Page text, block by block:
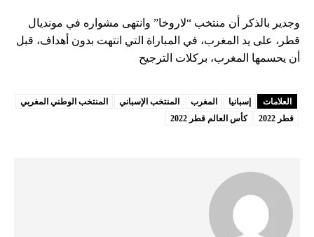
وجدير بالذكر أن منتخب “لاروخا” وانتهى مشواره في مونديال
قطر، على يد المغرب، في المباراة التي انتهت بدون أهداف، قبل
أن يحسمها المغرب، بركلات الترجيح
العلامات إسبانيا المغرب المنتخب الإسباني
المنتخب الوطني المغربي
قطر 2022
كأس العالم قطر 2022